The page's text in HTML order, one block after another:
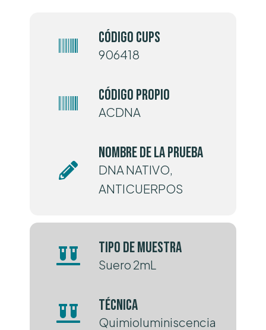
Código CUPS
906418
Código Propio
ACDNA
Nombre de la prueba
DNA NATIVO,
ANTICUERPOS
Tipo de muestra
Suero 2mL
Técnica
Quimioluminiscencia